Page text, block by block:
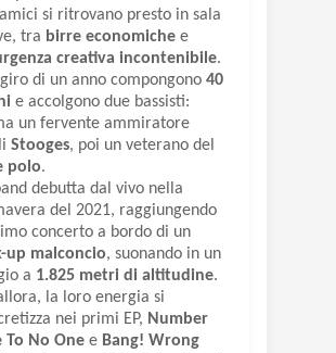
amici si ritrovano presto in sala
tra birre economiche e
creativa incontenibile.
di un anno compongono 40
e accolgono due bassisti:
un fervente ammiratore
Stooges, poi un veterano del
polo.
debutta dal vivo nella
del 2021, raggiungendo
concerto a bordo di un
up malconcio, suonando in un
a 1.825 metri di altitudine.
la loro energia si
nei primi EP, Number
To No One e Bang! Wrong